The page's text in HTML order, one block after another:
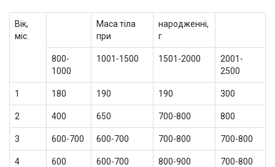
Вік,
міс.
Маса тіла
при
народженні,
г
800-
1000
1001-1500 1501-2000
2001-
2500
1 180 190 190 300
2 400 650 700-800 800
3 600-700 600-700 700-800 700-800
4 600 600-700 800-900 700-800